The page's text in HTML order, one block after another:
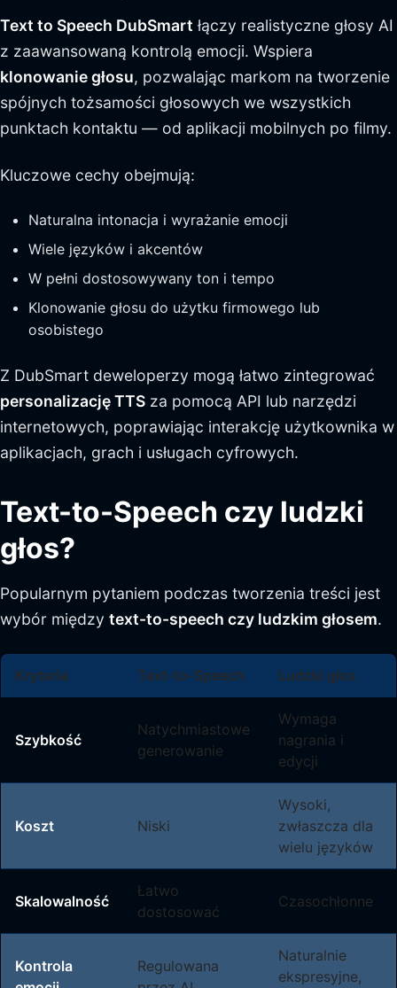
Text to Speech DubSmart łączy realistyczne głosy AI
z zaawansowaną kontrolą emocji. Wspiera
klonowanie głosu, pozwalając markom na tworzenie
spójnych tożsamości głosowych we wszystkich
punktach kontaktu — od aplikacji mobilnych po filmy.
Kluczowe cechy obejmują:
Naturalna intonacja i wyrażanie emocji
Wiele języków i akcentów
W pełni dostosowywany ton i tempo
Klonowanie głosu do użytku firmowego lub
osobistego
Z DubSmart deweloperzy mogą łatwo zintegrować
personalizację TTS za pomocą API lub narzędzi
internetowych, poprawiając interakcję użytkownika w
aplikacjach, grach i usługach cyfrowych.
Text-to-Speech czy ludzki
głos?
Popularnym pytaniem podczas tworzenia treści jest
wybór między text-to-speech czy ludzkim głosem.
Kryteria Text-to-Speech Ludzki głos
Szybkość
Natychmiastowe
generowanie
Wymaga
nagrania i
edycji
Koszt Niski
Wysoki,
zwłaszcza dla
wielu języków
Skalowalność
Łatwo
dostosować
Czasochłonne
Kontrola
Regulowana
Naturalnie
ekspresyjne,